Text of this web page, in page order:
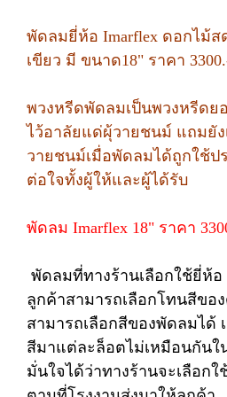
พัดลมยี่ห้อ Imarflex ดอกไม้ส
เขียว มี ขนาด18" ราคา
พวงหรีดพัดลมเป็นพวงหรีดย
ไว้อาลัยแด่ผุ้วายชนม์ แถมยั
วายชนม์เมื่อพัดลมได้ถูกใช้ป
ต่อใจทั้งผู้ให้และผู้ได้รับ
พัดลม Imarflex 18" ราคา
พัดลมที่ทางร้านเลือกใช้ยี่ห้อ
ลูกค้าสามารถเลือกโทนสีขอ
สามารถเลือกสีของพัดลมได้
สีมาแต่ละล็อตไม่เหมือนกัน
มั่นใจได้ว่าทางร้านจะเลือก